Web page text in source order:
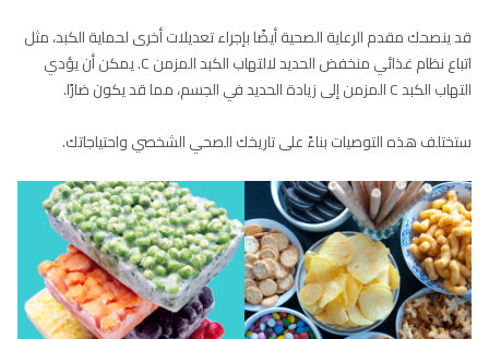
قد ينصحك مقدم الرعاية الصحية أيضًا بإجراء تعديلات أخرى لحماية الكبد، مثل
اتباع نظام غذائي منخفض الحديد لالتهاب الكبد المزمن C. يمكن أن يؤدي
التهاب الكبد C المزمن إلى زيادة الحديد في الجسم، مما قد يكون ضارًا.
ستختلف هذه التوصيات بناءً على تاريخك الصحي الشخصي واحتياجاتك.